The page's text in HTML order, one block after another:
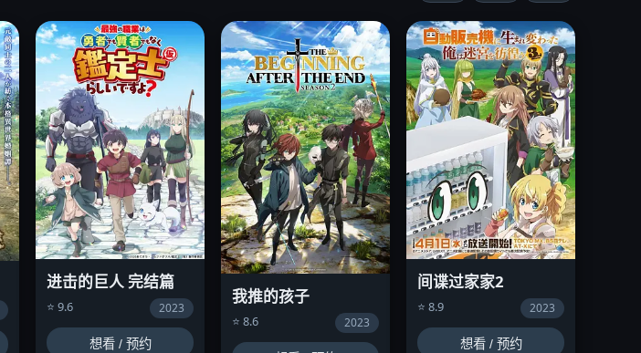
进击的巨人 完结篇
⭐ 9.6 2023
想看 / 预约
我推的孩子
⭐ 8.6 2023
间谍过家家2
⭐ 8.9 2023
想看 / 预约